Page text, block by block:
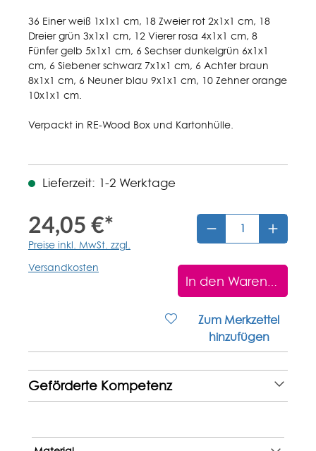
36 Einer weiß 1x1x1 cm, 18 Zweier rot 2x1x1 cm, 18
Dreier grün 3x1x1 cm, 12 Vierer rosa 4x1x1 cm, 8
Fünfer gelb 5x1x1 cm, 6 Sechser dunkelgrün 6x1x1
cm, 6 Siebener schwarz 7x1x1 cm, 6 Achter braun
8x1x1 cm, 6 Neuner blau 9x1x1 cm, 10 Zehner orange
10x1x1 cm.
Verpackt in RE-Wood Box und Kartonhülle.
Lieferzeit: 1-2 Werktage
24,05 €*
Preise inkl. MwSt. zzgl.
Versandkosten
In den Warenkorb
Zum Merkzettel
hinzufügen
Geförderte Kompetenz